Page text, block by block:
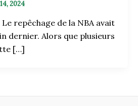
2024
repêchage de la NBA avait
dernier. Alors que plusieurs
[…]